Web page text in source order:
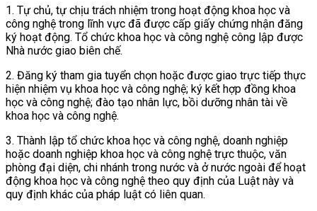
1. Tự chủ, tự chịu trách nhiệm trong hoạt động khoa học và
công nghệ trong lĩnh vực đã được cấp giấy chứng nhận đăng
ký hoạt động. Tổ chức khoa học và công nghệ công lập được
Nhà nước giao biên chế.
2. Đăng ký tham gia tuyển chọn hoặc được giao trực tiếp thực
hiện nhiệm vụ khoa học và công nghệ; ký kết hợp đồng khoa
học và công nghệ; đào tạo nhân lực, bồi dưỡng nhân tài về
khoa học và công nghệ.
3. Thành lập tổ chức khoa học và công nghệ, doanh nghiệp
hoặc doanh nghiệp khoa học và công nghệ trực thuộc, văn
phòng đại diện, chi nhánh trong nước và ở nước ngoài để hoạt
động khoa học và công nghệ theo quy định của Luật này và
quy định khác của pháp luật có liên quan.